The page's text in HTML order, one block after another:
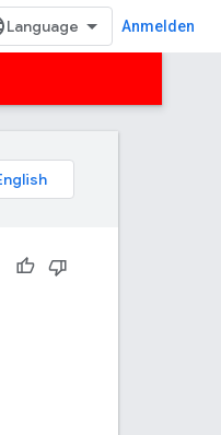
Anmelden